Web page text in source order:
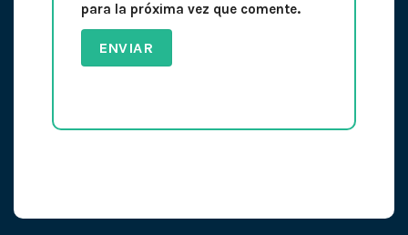
para la próxima vez que comente.